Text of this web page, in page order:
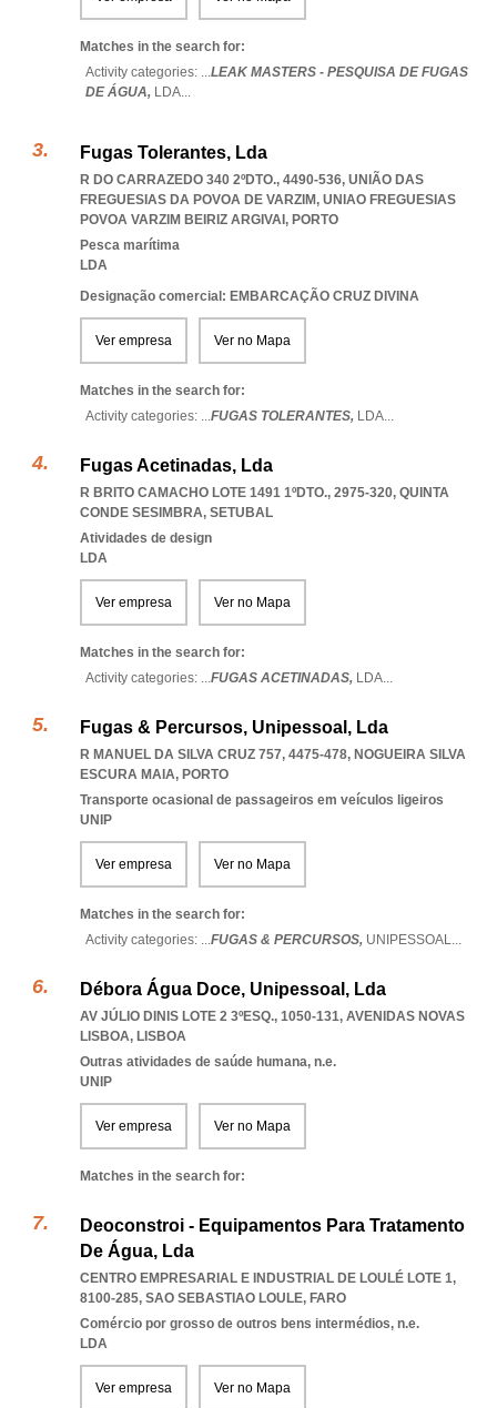
Matches in the search for:
Activity categories: ...LEAK MASTERS - PESQUISA DE FUGAS
DE ÁGUA, LDA...
Fugas Tolerantes, Lda
R DO CARRAZEDO 340 2ºDTO., 4490-536, UNIÃO DAS
FREGUESIAS DA POVOA DE VARZIM, UNIAO FREGUESIAS
POVOA VARZIM BEIRIZ ARGIVAI , PORTO
Pesca marítima
LDA
Designação comercial: EMBARCAÇÃO CRUZ DIVINA
Ver empresa Ver no Mapa
Matches in the search for:
Activity categories: ...FUGAS TOLERANTES, LDA...
Fugas Acetinadas, Lda
R BRITO CAMACHO LOTE 1491 1ºDTO., 2975-320, QUINTA
CONDE SESIMBRA, SETUBAL
Atividades de design
LDA
Ver empresa Ver no Mapa
Matches in the search for:
Activity categories: ...FUGAS ACETINADAS, LDA...
Fugas & Percursos, Unipessoal, Lda
R MANUEL DA SILVA CRUZ 757, 4475-478, NOGUEIRA SILVA
ESCURA MAIA, PORTO
Transporte ocasional de passageiros em veículos ligeiros
UNIP
Ver empresa Ver no Mapa
Matches in the search for:
Activity categories: ...FUGAS & PERCURSOS, UNIPESSOAL...
Débora Água Doce, Unipessoal, Lda
AV JÚLIO DINIS LOTE 2 3ºESQ., 1050-131, AVENIDAS NOVAS
LISBOA, LISBOA
Outras atividades de saúde humana, n.e.
UNIP
Ver empresa Ver no Mapa
Matches in the search for:
Deoconstroi - Equipamentos Para Tratamento
De Água, Lda
CENTRO EMPRESARIAL E INDUSTRIAL DE LOULÉ LOTE 1,
8100-285, SAO SEBASTIAO LOULE, FARO
Comércio por grosso de outros bens intermédios, n.e.
LDA
Ver empresa Ver no Mapa